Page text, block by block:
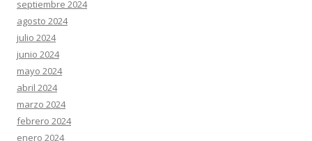
septiembre 2024
agosto 2024
julio 2024
junio 2024
mayo 2024
abril 2024
marzo 2024
febrero 2024
enero 2024